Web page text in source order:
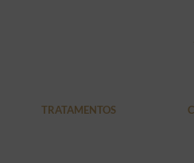
TRATAMENTOS